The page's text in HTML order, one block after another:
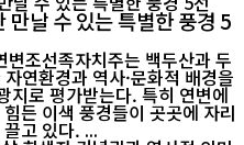
날 수 있는 특별한 풍경 5
조선족자치주는 백두산과 두
연환경과 역사·문화적 배경을
지로 평가받는다. 특히 연변에
든 이색 풍경들이 곳곳에 자리
해 있어 국내외 관광객들의 발길을 끌고 있다. ...